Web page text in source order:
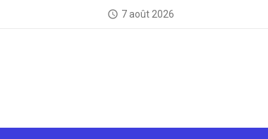
access_time 7 août 2026